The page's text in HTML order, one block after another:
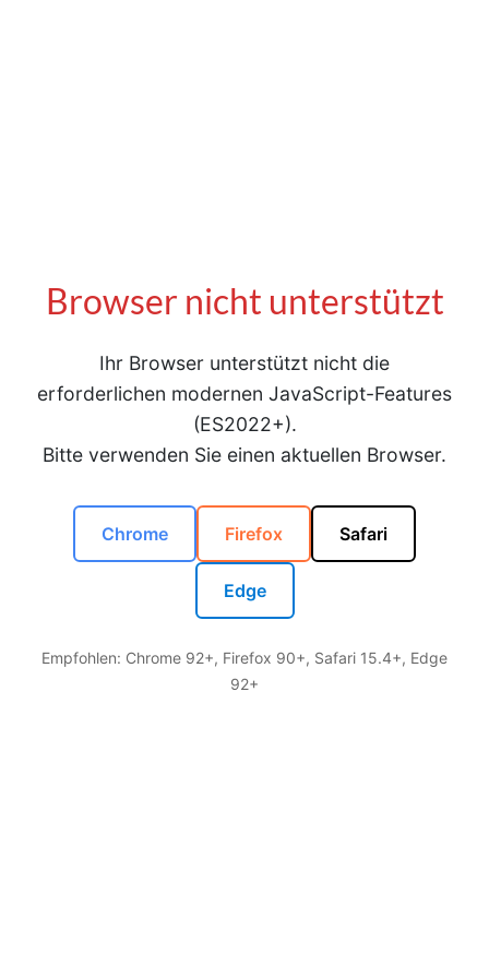
Browser nicht unterstützt
Ihr Browser unterstützt nicht die
erforderlichen modernen JavaScript-Features
(ES2022+).
Bitte verwenden Sie einen aktuellen Browser.
Chrome Firefox Safari
Edge
Empfohlen: Chrome 92+, Firefox 90+, Safari 15.4+, Edge
92+